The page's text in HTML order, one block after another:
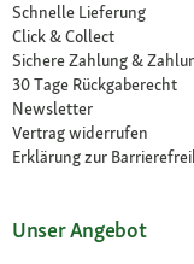
Schnelle Lieferung
Click & Collect
Sichere Zahlung &
30 Tage Rückgaberecht
Newsletter
Vertrag widerrufen
Erklärung zur
Unser Angebot